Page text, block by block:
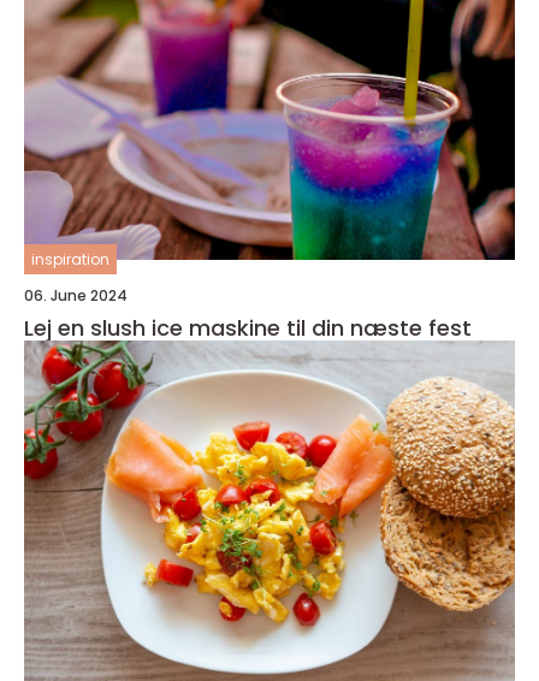
inspiration
06. June 2024
Lej en slush ice maskine til din næste fest